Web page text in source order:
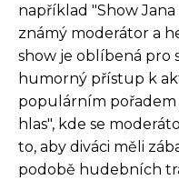
například "Show
známý moderátor a
show je oblíbená pro
humorný přístup k
populárním pořadem
hlas", kde se
to, aby diváci měli
podobě hudebních